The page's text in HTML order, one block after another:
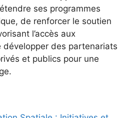
ses programmes
de renforcer le soutien
l’accès aux
des partenariats
et publics pour une